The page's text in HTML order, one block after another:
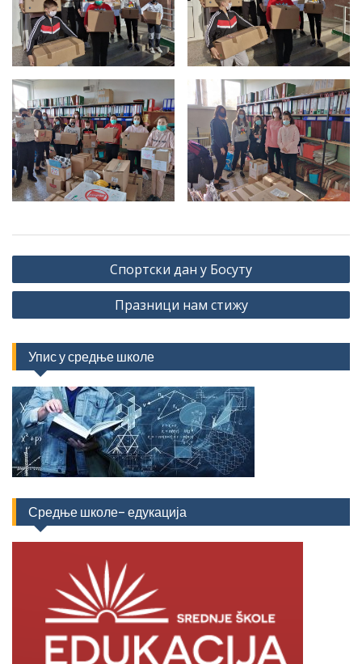
Кретање
чланка
Спортски дан у Босуту
Празници нам стижу
Упис у средње школе
Средње школе- едукација